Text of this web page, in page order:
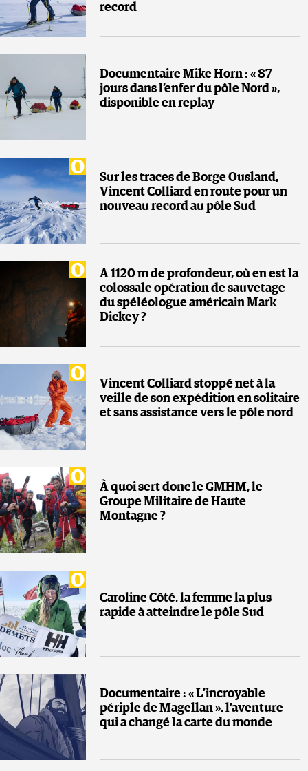
record
Documentaire Mike Horn : « 87
jours dans l’enfer du pôle Nord »,
disponible en replay
Sur les traces de Borge Ousland,
Vincent Colliard en route pour un
nouveau record au pôle Sud
A 1120 m de profondeur, où en est la
colossale opération de sauvetage
du spéléologue américain Mark
Dickey ?
Vincent Colliard stoppé net à la
veille de son expédition en solitaire
et sans assistance vers le pôle nord
À quoi sert donc le GMHM, le
Groupe Militaire de Haute
Montagne ?
Caroline Côté, la femme la plus
rapide à atteindre le pôle Sud
Documentaire : « L’incroyable
périple de Magellan », l’aventure
qui a changé la carte du monde